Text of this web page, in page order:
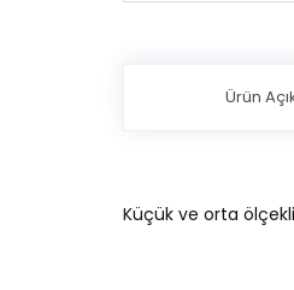
Ürün
Küçük ve orta